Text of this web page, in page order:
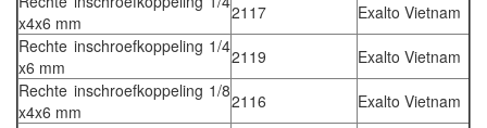
x4x6 mm
2117
Exalto Vietnam
Rechte inschroefkoppeling 1/4
x6 mm
2119
Exalto Vietnam
Rechte inschroefkoppeling 1/8
x4x6 mm
2116
Exalto Vietnam